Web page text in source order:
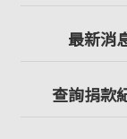
最新消
查詢捐款